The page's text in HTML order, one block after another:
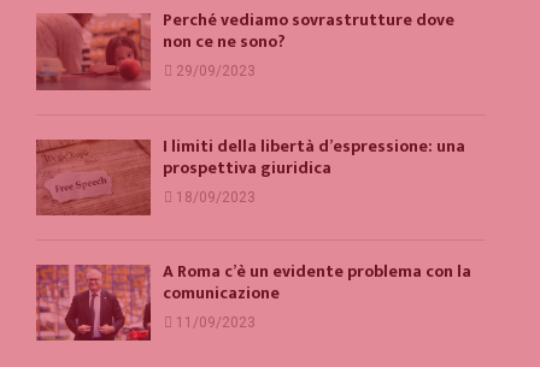
Perché vediamo sovrastrutture dove
non ce ne sono?
29/09/2023
I limiti della libertà d’espressione: una
prospettiva giuridica
18/09/2023
A Roma c’è un evidente problema con la
comunicazione
11/09/2023